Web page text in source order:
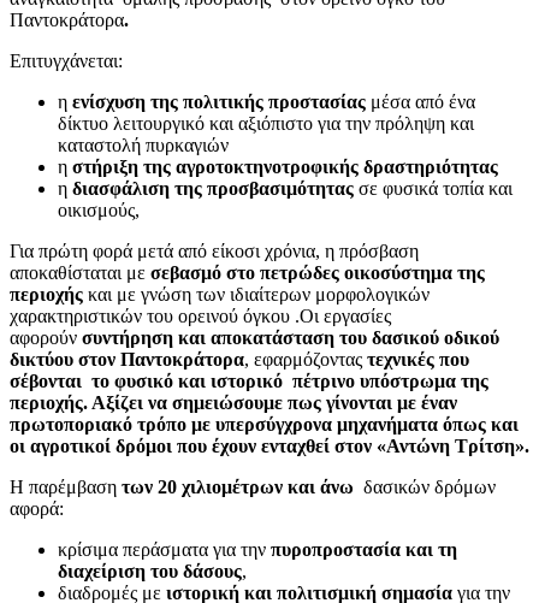
Παντοκράτορα.
Επιτυγχάνεται:
η ενίσχυση της πολιτικής προστασίας μέσα από ένα
δίκτυο λειτουργικό και αξιόπιστο για την πρόληψη και
καταστολή πυρκαγιών
η στήριξη της αγροτοκτηνοτροφικής δραστηριότητας
η διασφάλιση της προσβασιμότητας σε φυσικά τοπία και
οικισμούς,
Για πρώτη φορά μετά από είκοσι χρόνια, η πρόσβαση
αποκαθίσταται με σεβασμό στο πετρώδες οικοσύστημα της
περιοχής και με γνώση των ιδιαίτερων μορφολογικών
χαρακτηριστικών του ορεινού όγκου .Οι εργασίες
αφορούν συντήρηση και αποκατάσταση του δασικού οδικού
δικτύου στον Παντοκράτορα, εφαρμόζοντας τεχνικές που
σέβονται το φυσικό και ιστορικό πέτρινο υπόστρωμα της
περιοχής. Αξίζει να σημειώσουμε πως γίνονται με έναν
πρωτοποριακό τρόπο με υπερσύγχρονα μηχανήματα όπως και
οι αγροτικοί δρόμοι που έχουν ενταχθεί στον «Αντώνη Τρίτση».
Η παρέμβαση των 20 χιλιομέτρων και άνω δασικών δρόμων
αφορά:
κρίσιμα περάσματα για την πυροπροστασία και τη
διαχείριση του δάσους,
διαδρομές με ιστορική και πολιτισμική σημασία για την